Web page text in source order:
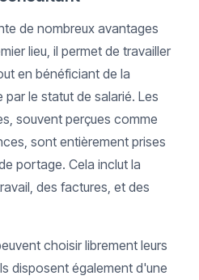
de nombreux avantages
lieu, il permet de travailler
en bénéficiant de la
le statut de salarié. Les
souvent perçues comme
sont entièrement prises
portage. Cela inclut la
des factures, et des
choisir librement leurs
disposent également d'une